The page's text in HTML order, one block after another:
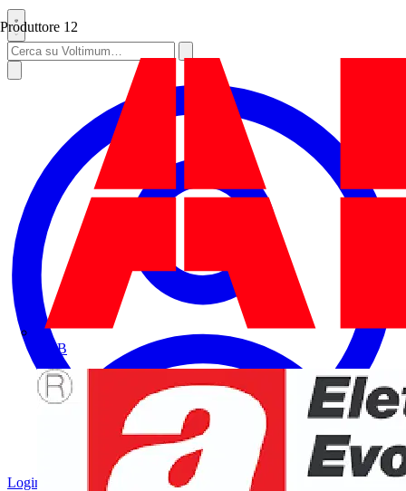
Produttore 12
ABB
Login